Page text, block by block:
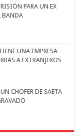
PARA UN EX
BANDA
UNA EMPRESA
A EXTRANJEROS
CHOFER DE SAETA